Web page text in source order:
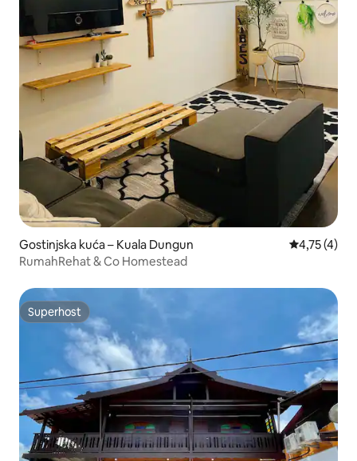
Gostinjska kuća – Kuala Dungun Prosječna
4,75 (4)
RumahRehat & Co Homestead
Superhost
Superhost